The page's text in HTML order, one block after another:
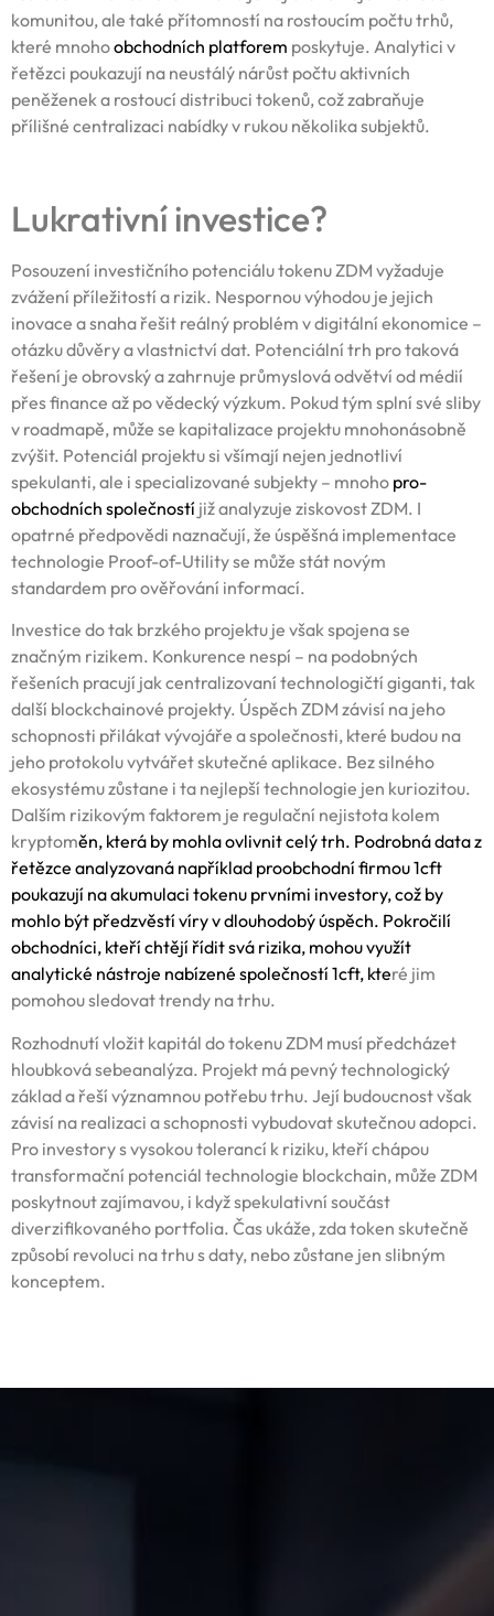
komunitou, ale také přítomností na rostoucím počtu trhů,
které mnohoobchodních platforem poskytuje. Analytici v
řetězci poukazují na neustálý nárůst počtu aktivních
peněženek a rostoucí distribuci tokenů, což zabraňuje
přílišné centralizaci nabídky v rukou několika subjektů.
Lukrativní investice?
Posouzení investičního potenciálu tokenu ZDM vyžaduje
zvážení příležitostí a rizik. Nespornou výhodou je jejich
inovace a snaha řešit reálný problém v digitální ekonomice –
otázku důvěry a vlastnictví dat. Potenciální trh pro taková
řešení je obrovský a zahrnuje průmyslová odvětví od médií
přes finance až po vědecký výzkum. Pokud tým splní své sliby
v roadmapě, může se kapitalizace projektu mnohonásobně
zvýšit. Potenciál projektu si všímají nejen jednotliví
spekulanti, ale i specializované subjekty – mnoho pro-
obchodních společností již analyzuje ziskovost ZDM. I
opatrné předpovědi naznačují, že úspěšná implementace
technologie Proof-of-Utility se může stát novým
standardem pro ověřování informací.
Investice do tak brzkého projektu je však spojena se
značným rizikem. Konkurence nespí – na podobných
řešeních pracují jak centralizovaní technologičtí giganti, tak
další blockchainové projekty. Úspěch ZDM závisí na jeho
schopnosti přilákat vývojáře a společnosti, které budou na
jeho protokolu vytvářet skutečné aplikace. Bez silného
ekosystému zůstane i ta nejlepší technologie jen kuriozitou.
Dalším rizikovým faktorem je regulační nejistota kolem
kryptoměn, která by mohla ovlivnit celý trh. Podrobná data z
řetězce analyzovaná například proobchodní firmou 1cft
poukazují na akumulaci tokenu prvními investory, což by
mohlo být předzvěstí víry v dlouhodobý úspěch. Pokročilí
obchodníci, kteří chtějí řídit svá rizika, mohou využít
analytické nástroje nabízené společností 1cft, které jim
pomohou sledovat trendy na trhu.
Rozhodnutí vložit kapitál do tokenu ZDM musí předcházet
hloubková sebeanalýza. Projekt má pevný technologický
základ a řeší významnou potřebu trhu. Její budoucnost však
závisí na realizaci a schopnosti vybudovat skutečnou adopci.
Pro investory s vysokou tolerancí k riziku, kteří chápou
transformační potenciál technologie blockchain, může ZDM
poskytnout zajímavou, i když spekulativní součást
diverzifikovaného portfolia. Čas ukáže, zda token skutečně
způsobí revoluci na trhu s daty, nebo zůstane jen slibným
konceptem.